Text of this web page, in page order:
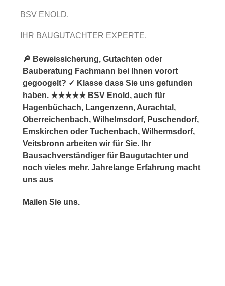
BSV ENOLD.
IHR BAUGUTACHTER EXPERTE.
🔎 Beweissicherung, Gutachten oder
Bauberatung Fachmann bei Ihnen vorort
gegoogelt? ✓ Klasse dass Sie uns gefunden
haben. ★★★★★ BSV Enold, auch für
Hagenbüchach, Langenzenn, Aurachtal,
Oberreichenbach, Wilhelmsdorf, Puschendorf,
Emskirchen oder Tuchenbach, Wilhermsdorf,
Veitsbronn arbeiten wir für Sie. Ihr
Bausachverständiger für Baugutachter und
noch vieles mehr. Jahrelange Erfahrung macht
uns aus
Mailen Sie uns.